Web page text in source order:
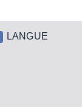
LANGUE